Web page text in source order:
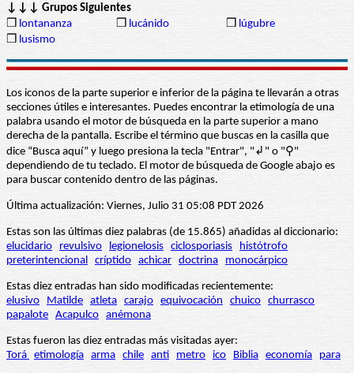
↓↓↓ Grupos Siguientes
❒ lontananza ❒ lucánido ❒ lúgubre
❒ lusismo
Los iconos de la parte superior e inferior de la página te llevarán a otras
secciones útiles e interesantes. Puedes encontrar la etimología de una
palabra usando el motor de búsqueda en la parte superior a mano
derecha de la pantalla. Escribe el término que buscas en la casilla que
dice “Busca aquí” y luego presiona la tecla "Entrar", "↲" o "⚲"
dependiendo de tu teclado. El motor de búsqueda de Google abajo es
para buscar contenido dentro de las páginas.
Última actualización: Viernes, Julio 31 05:08 PDT 2026
Estas son las últimas diez palabras (de 15.865) añadidas al diccionario:
elucidario
revulsivo legionelosis ciclosporiasis
histótrofo
preterintencional críptido achicar doctrina monocárpico
Estas diez entradas han sido modificadas recientemente:
elusivo
Matilde atleta carajo equivocación chuico churrasco
papalote Acapulco anémona
Estas fueron las diez entradas más visitadas ayer:
Torá etimología arma chile anti metro ico Biblia economía para